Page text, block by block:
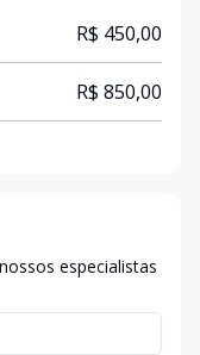
R$ 450,00
R$ 850,00
especialistas